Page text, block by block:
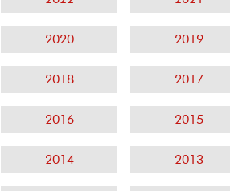
2020 2019
2018 2017
2016 2015
2014 2013